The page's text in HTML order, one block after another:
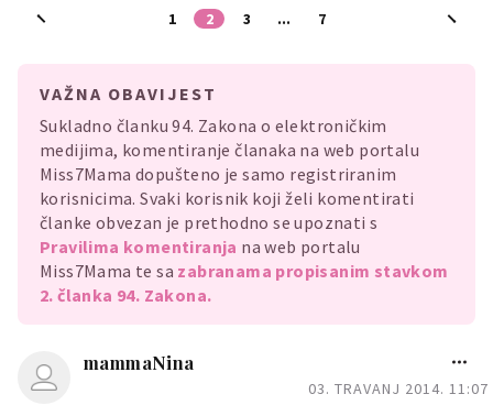
1 2 3 ... 7
VAŽNA OBAVIJEST
Sukladno članku 94. Zakona o elektroničkim
medijima, komentiranje članaka na web portalu
Miss7Mama dopušteno je samo registriranim
korisnicima. Svaki korisnik koji želi komentirati
članke obvezan je prethodno se upoznati s
Pravilima komentiranja na web portalu
Miss7Mama te sa zabranama propisanim stavkom
2. članka 94. Zakona.
mammaNina
03. TRAVANJ 2014. 11:07